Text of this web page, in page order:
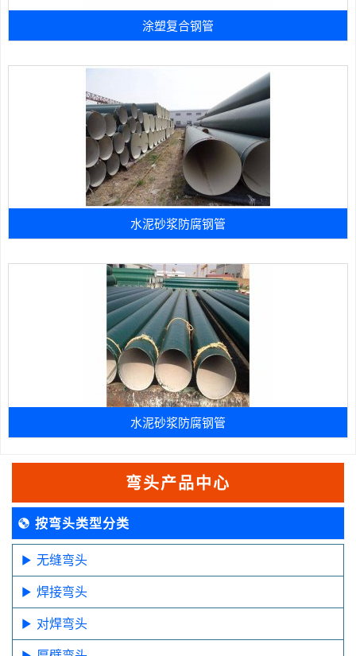
涂塑复合钢管
水泥砂浆防腐钢管
水泥砂浆防腐钢管
弯头产品中心
按弯头类型分类
无缝弯头
焊接弯头
对焊弯头